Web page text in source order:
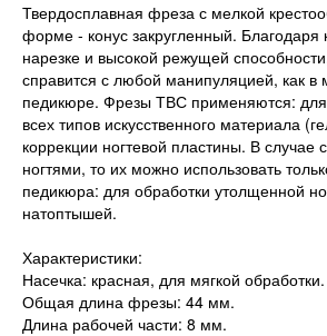
Твердосплавная фреза с мелкой
форме - конус закругленный. Благодаря
нарезке и высокой режущей
справится с любой манипуляцией, как в
педикюре. Фрезы ТВС применяются: для
всех типов искусственного материала
коррекции ногтевой пластины. В случае
ногтями, то их можно использовать
педикюра: для обработки утолщенной
натоптышей.
Характеристики:
Насечка: красная, для мягкой обработки.
Общая длина фрезы: 44 мм.
Длина рабочей части: 8 мм.